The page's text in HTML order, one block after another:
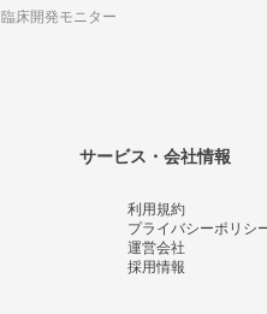
臨床開発モニター
サービス・会社情報
利用規約
プライバシーポリシ
運営会社
採用情報